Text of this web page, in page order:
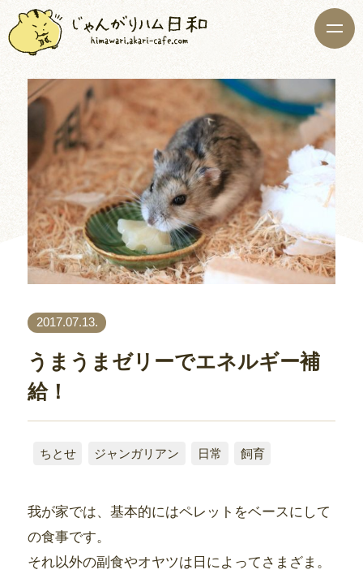
2017.07.13.
うまうまゼリーでエネルギー補
給！
ちとせ ジャンガリアン 日常 飼育
我が家では、基本的にはペレットをベースにして
の食事です。
それ以外の副食やオヤツは日によってさまざま。